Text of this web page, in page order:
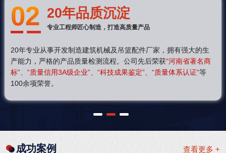
02 20年品质沉淀
专业工程师匠心制造，打造高质量产品
20年专业从事开发制造建筑机械及吊篮配件厂家，拥有强大的生
产能力，严格的产品质量检测流程。公司先后荣获“河南省著名商
标”、“质量信用3A级企业”、“科技成果鉴定”、“质量体系认证“等
100余项荣誉。
1 2 3
查看更多 +
成功案例